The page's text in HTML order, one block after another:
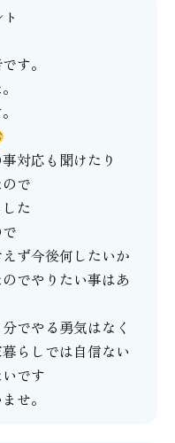
す。
対応も聞けたり
で
た
ず今後何したいか
でやりたい事はあ
でやる勇気はなく
らしでは自信ない
です
せ。